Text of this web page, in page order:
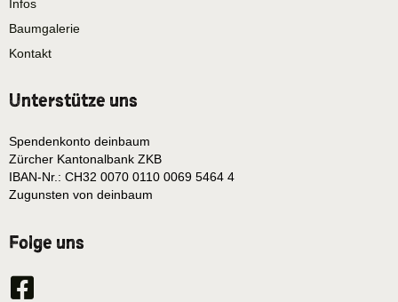
Infos
Baumgalerie
Kontakt
Unterstütze uns
Spendenkonto deinbaum
Zürcher Kantonalbank ZKB
IBAN-Nr.: CH32 0070 0110 0069 5464 4
Zugunsten von deinbaum
Folge uns